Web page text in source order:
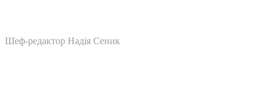
Шеф-редактор Надія Сеник